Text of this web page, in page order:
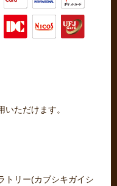
ただけます。
リー(カブシキガイシ